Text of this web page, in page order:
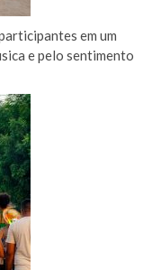
em um
e pelo sentimento